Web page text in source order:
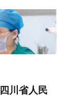
川省人民